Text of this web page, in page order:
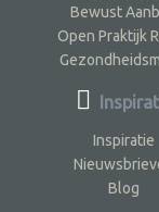
Bewust
Open Praktijk
Inspiratie
Blog